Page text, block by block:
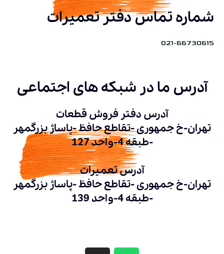
شماره تماس دفتر تعمیرات
021-66730615
آدرس ما در شبکه های اجتماعی
آدرس دفتر فروش قطعات
تهران-خ جمهوری -تقاطع حافظ -پاساژ بزرگمهر
-طبقه 4-واحد 127
آدرس تعمیرات
تهران-خ جمهوری -تقاطع حافظ -پاساژ بزرگمهر
-طبقه 4-واحد 139